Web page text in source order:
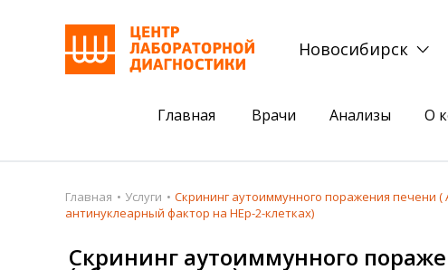
Новосибирск
Главная Врачи Анализы О
Пациентам Акции
Главная Услуги
Скрининг аутоиммунного поражения печени
антинуклеарный фактор на НЕр-2-клетках)
Скрининг аутоиммунного